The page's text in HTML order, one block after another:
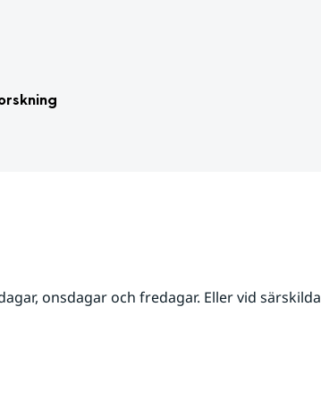
onsdagar och fredagar. Eller vid särskilda